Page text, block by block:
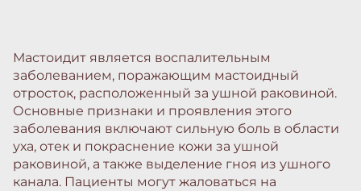
Мастоидит является воспалительным
заболеванием, поражающим мастоидный
отросток, расположенный за ушной раковиной.
Основные признаки и проявления этого
заболевания включают сильную боль в области
уха, отек и покраснение кожи за ушной
раковиной, а также выделение гноя из ушного
канала. Пациенты могут жаловаться на